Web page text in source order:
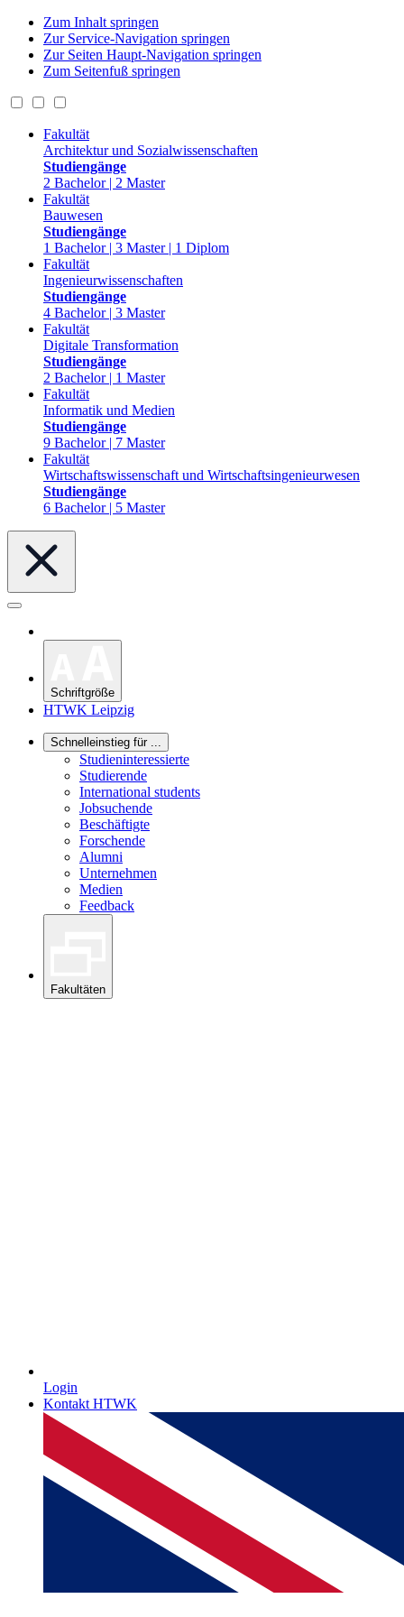
Zum Inhalt springen
Zur Service-Navigation springen
Zur Seiten Haupt-Navigation springen
Zum Seitenfuß springen
Fakultät
Architektur und Sozialwissenschaften
Studiengänge
2 Bachelor | 2 Master
Fakultät
Bauwesen
Studiengänge
1 Bachelor | 3 Master | 1 Diplom
Fakultät
Ingenieurwissenschaften
Studiengänge
4 Bachelor | 3 Master
Fakultät
Digitale Transformation
Studiengänge
2 Bachelor | 1 Master
Fakultät
Informatik und Medien
Studiengänge
9 Bachelor | 7 Master
Fakultät
Wirtschaftswissenschaft und Wirtschaftsingenieurwesen
Studiengänge
6 Bachelor | 5 Master
Schriftgröße
HTWK Leipzig
Schnelleinstieg für ...
Studieninteressierte
Studierende
International students
Jobsuchende
Beschäftigte
Forschende
Alumni
Unternehmen
Medien
Feedback
Fakultäten
Login
Kontakt HTWK